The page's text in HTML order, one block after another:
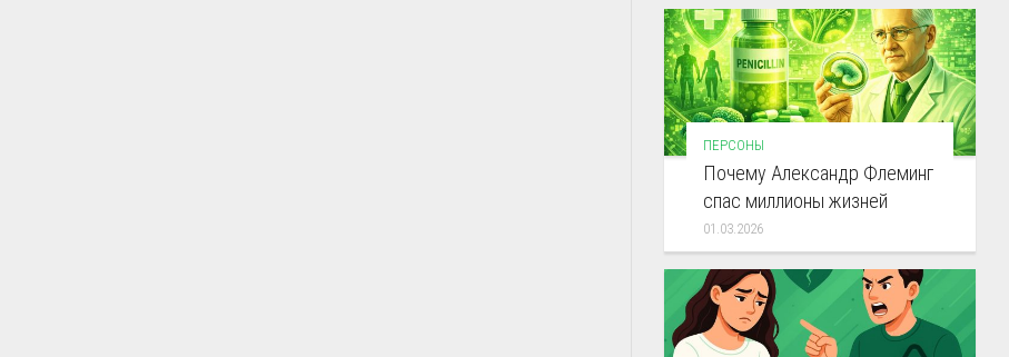
ПЕРСОНЫ
Почему Александр Флеминг
спас миллионы жизней
01.03.2026